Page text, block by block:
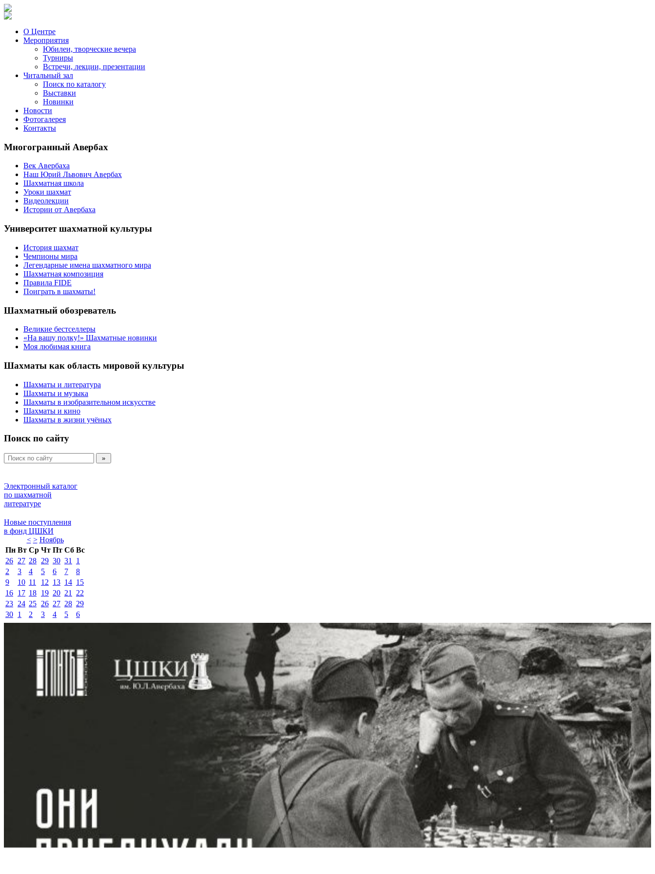
О Центре
Мероприятия
Юбилеи, творческие вечера
Турниры
Встречи, лекции, презентации
Читальный зал
Поиск по каталогу
Выставки
Новинки
Новости
Фотогалерея
Контакты
Многогранный Авербах
Век Авербаха
Наш Юрий Львович Авербах
Шахматная школа
Уроки шахмат
Видеолекции
Истории от Авербаха
Университет шахматной культуры
История шахмат
Чемпионы мира
Легендарные имена шахматного мира
Шахматная композиция
Правила FIDE
Поиграть в шахматы!
Шахматный обозреватель
Великие бестселлеры
«На вашу полку!» Шахматные новинки
Моя любимая книга
Шахматы как область мировой культуры
Шахматы и литература
Шахматы и музыка
Шахматы в изобразительном искусстве
Шахматы и кино
Шахматы в жизни учёных
Поиск по сайту
Электронный каталог
по шахматной
литературе
Новые поступления
в фонд ЦШКИ
< > Ноябрь
Пн Вт Ср Чт Пт Сб Вс
26 27 28 29 30 31
1
2
3 4 5 6 7
8
9
10 11 12 13 14 15
16 17 18 19 20 21
22
23 24 25 26 27 28 29
30 1 2 3 4 5 6